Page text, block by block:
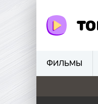
ФИЛЬМЫ
0